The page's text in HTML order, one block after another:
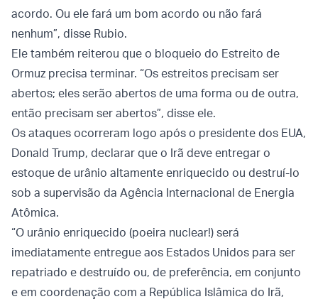
acordo. Ou ele fará um bom acordo ou não fará
nenhum”, disse Rubio.
Ele também reiterou que o bloqueio do Estreito de
Ormuz precisa terminar. “Os estreitos precisam ser
abertos; eles serão abertos de uma forma ou de outra,
então precisam ser abertos”, disse ele.
Os ataques ocorreram logo após o presidente dos EUA,
Donald Trump, declarar que o Irã deve entregar o
estoque de urânio altamente enriquecido ou destruí-lo
sob a supervisão da Agência Internacional de Energia
Atômica.
“O urânio enriquecido (poeira nuclear!) será
imediatamente entregue aos Estados Unidos para ser
repatriado e destruído ou, de preferência, em conjunto
e em coordenação com a República Islâmica do Irã,